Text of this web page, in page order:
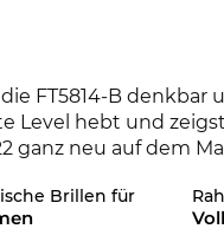
FT5814-B
Level hebt und
ganz neu auf dem
zu haben.
Brillen für